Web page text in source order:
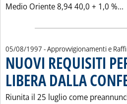
Medio Oriente 8,94 40,0 + 1,0 %...
05/08/1997 - Approvvigionamenti e
NUOVI REQUISITI
LIBERA DALLA
Riunita il 25 luglio come